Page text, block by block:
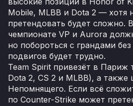
Mobile, MLBB и Dota 2 — хотя
претендовать будет сложно.
чемпионате VP и Aurora
но побороться с грандами
подвигов будет трудно.
Team Spirit привезёт в Париж
Dota 2, CS 2 и MLBB), а также
Непомнящего. Если всё
по Counter-Strike может